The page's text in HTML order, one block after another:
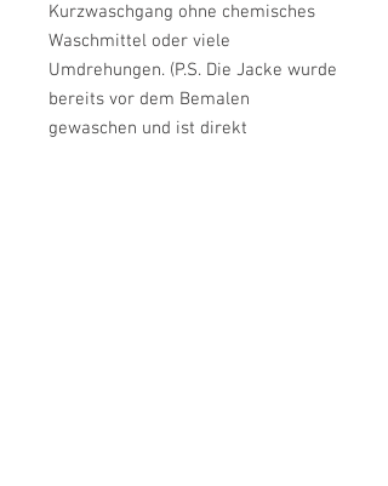
Kurzwaschgang ohne chemisches
Waschmittel oder viele
Umdrehungen. (P.S. Die Jacke wurde
bereits vor dem Bemalen
gewaschen und ist direkt